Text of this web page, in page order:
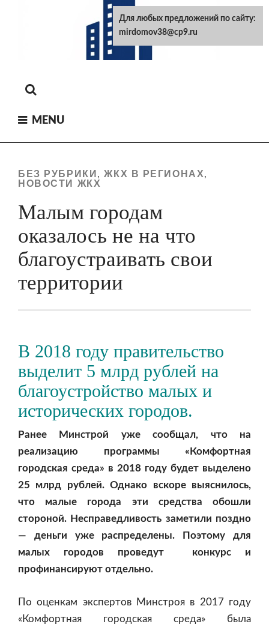
MENU
БЕЗ РУБРИКИ ,ЖКХ В РЕГИОНАХ,
НОВОСТИ ЖКХ
Малым городам
оказалось не на что
благоустраивать свои
территории
В 2018 году правительство
выделит 5 млрд рублей на
благоустройство малых и
исторических городов.
Ранее Минстрой уже сообщал, что на
реализацию программы «Комфортная
городская среда» в 2018 году будет выделено
25 млрд рублей. Однако вскоре выяснилось,
что малые города эти средства обошли
стороной. Несправедливость заметили поздно
— деньги уже распределены. Поэтому для
малых городов проведут конкурс и
профинансируют отдельно.
По оценкам экспертов Минстроя в 2017 году
«Комфортная городская среда» была
Для любых предложений по сайту:
mirdomov38@cp9.ru